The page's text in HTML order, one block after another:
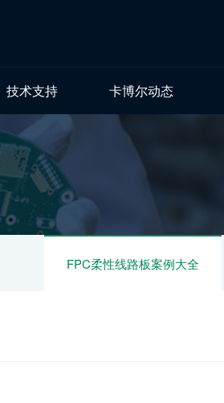
技术支持 卡博尔动态
FPC柔性线路板案例大全